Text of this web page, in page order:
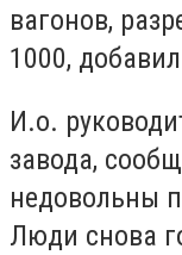
вагонов,
1000,
И.о.
завода,
недовольны
Люди снова